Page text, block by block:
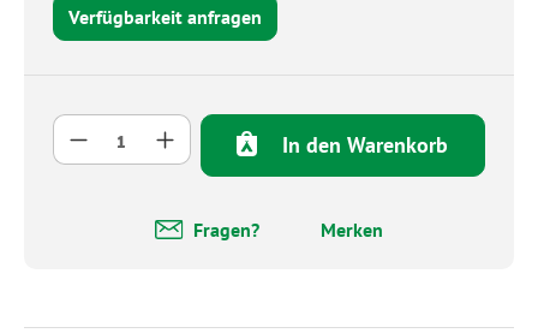
Verfügbarkeit anfragen
Produkt Anzahl: Gib den gewünschten
In den Warenkorb
Fragen? Merken